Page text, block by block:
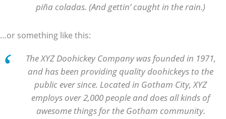
piña coladas. (And gettin’ caught in the rain.)
…or something like this:
The XYZ Doohickey Company was founded in 1971,
and has been providing quality doohickeys to the
public ever since. Located in Gotham City, XYZ
employs over 2,000 people and does all kinds of
awesome things for the Gotham community.